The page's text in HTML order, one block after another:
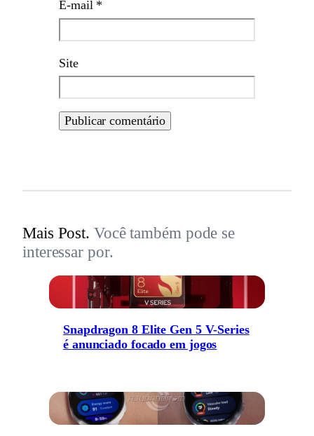
E-mail *
Site
Mais Post. Você também pode se
interessar por.
Snapdragon 8 Elite Gen 5 V-Series
é anunciado focado em jogos